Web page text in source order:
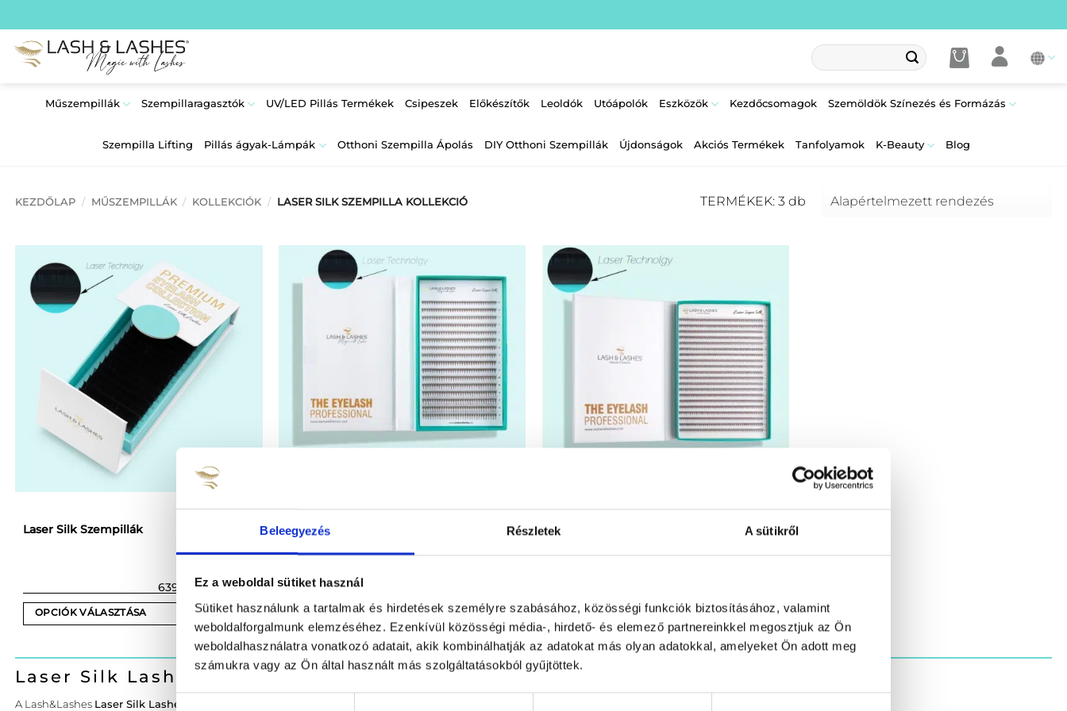
Beleegyezés Részletek A sütikről
Ez a weboldal sütiket használ
Sütiket használunk a tartalmak és hirdetések személyre szabásához, közösségi funkciók biztosításához, valamint
weboldalforgalmunk elemzéséhez. Ezenkívül közösségi média-, hirdető- és elemező partnereinkkel megosztjuk az Ön
weboldalhasználatra vonatkozó adatait, akik kombinálhatják az adatokat más olyan adatokkal, amelyeket Ön adott meg
számukra vagy az Ön által használt más szolgáltatásokból gyűjtöttek.
Hozzájárulás
to
content
Keresés
a
Műszempillák
Szempillaragasztók UV/LED Pillás Termékek Csipeszek Előkészítők Leoldók Utóápolók Eszközök Kezdőcsomagok Szemöldök Színezés és Formázás
Szempilla Lifting Pillás ágyak-Lámpák Otthoni Szempilla Ápolás DIY Otthoni Szempillák Újdonságok Akciós Termékek Tanfolyamok K-Beauty Blog
KEZDŐLAP / MŰSZEMPILLÁK / KOLLEKCIÓK / LASER SILK SZEMPILLA KOLLEKCIÓ TERMÉKEK: 3 db
Laser Silk Szempillák
Értékelés:
6390 Ft – 7590FtÁrtartomány:
-
7590 Ft
OPCIÓK VÁLASZTÁSA
terméknek
variációja
Laser Pro Made Dúsító Szempilla 1×16
-
7990 Ft
OPCIÓK VÁLASZTÁSA
Ennek
a
terméknek
Laser Pro Made Dúsító Szempilla XL –
-
11990 Ft
OPCIÓK VÁLASZTÁSA
Ennek
a
terméknek
Laser Silk Lashes – tökéletes tapadás és extra tartósság minden szetten
A Lash&Lashes Laser Silk Lashes